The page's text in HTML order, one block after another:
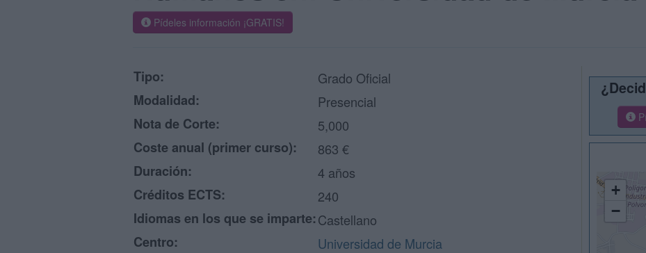
Pídeles información ¡GRATIS!
Tipo:
Grado Oficial
Modalidad:
Presencial
Nota de Corte:
5,000
Coste anual (primer curso):
863 €
Duración:
4 años
Créditos ECTS:
240
Idiomas en los que se imparte:Castellano
Centro:
Universidad de Murcia
+
−